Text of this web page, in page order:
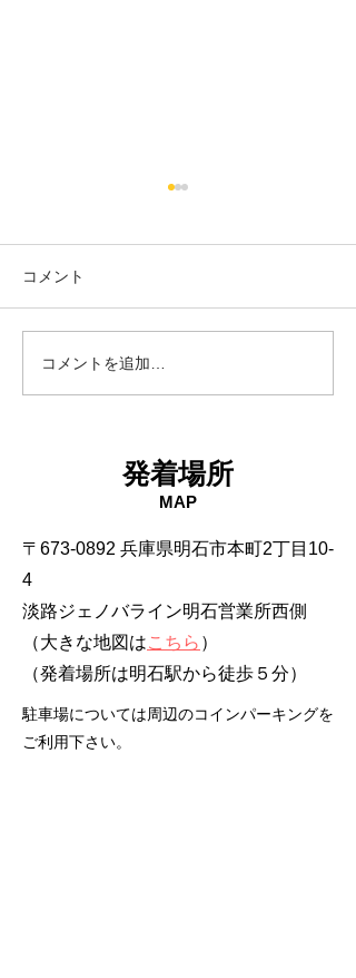
コメント
コメントを追加…
発着場所
MAP
〒673-0892 兵庫県明石市本町2丁目10-
4
淡路ジェノバライン明石営業所西側
（大きな地図はこちら ）
​（発着場所は明石駅から徒歩５分）
駐車場については周辺のコインパーキングを
ご利用下さい。